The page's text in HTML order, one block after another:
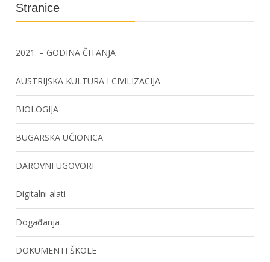
Stranice
2021. – GODINA ČITANJA
AUSTRIJSKA KULTURA I CIVILIZACIJA
BIOLOGIJA
BUGARSKA UČIONICA
DAROVNI UGOVORI
Digitalni alati
Događanja
DOKUMENTI ŠKOLE